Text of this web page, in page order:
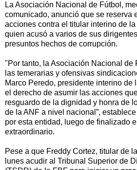
La Asociación Nacional de Fútbol,
comunicado, anunció que se reserva
acciones contra el titular interino de
quien acusó a varios de sus
presuntos hechos de corrupción.
"Por tanto, la Asociación Nacional de
las temerarias y ofensivas
Marco Peredo, presidente interino de
el derecho de asumir las acciones
resguardo de la dignidad y honra de
de la ANF a nivel nacional”,
por esta entidad, luego de finalizado
extraordinario.
Pese a que Freddy Cortez, titular de
lunes acudir al Tribunal Superior de